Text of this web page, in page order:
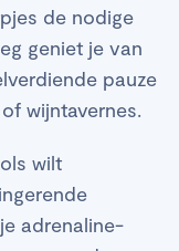
de nodige
geniet je van
pauze
wijntavernes.
wilt
adrenaline-